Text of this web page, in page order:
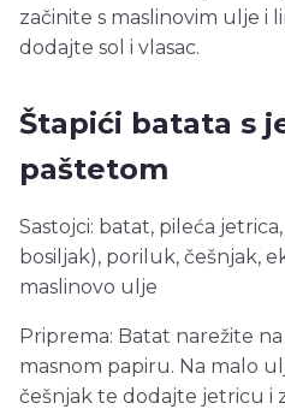
začinite s maslinovim ulje i
dodajte sol i vlasac.
Štapići batata s
paštetom
Sastojci: batat, pileća
bosiljak), poriluk, češnjak,
maslinovo ulje
Priprema: Batat narežite
masnom papiru. Na malo
češnjak te dodajte jetricu i